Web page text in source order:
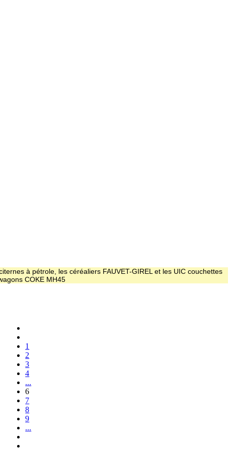
à pétrole, les céréaliers FAUVET-GIREL et les UIC couchettes
COKE MH45
1
2
3
4
...
6
7
8
9
...